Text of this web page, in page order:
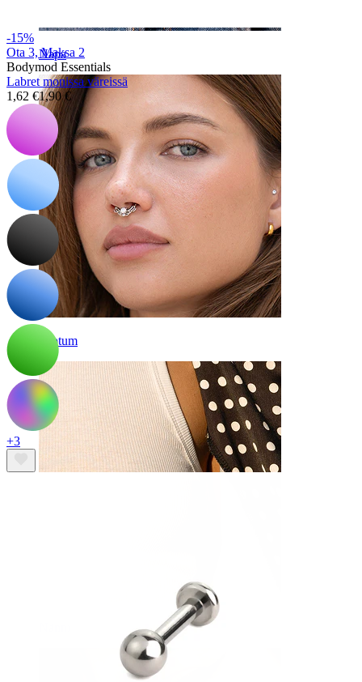
Napa
Septum
-15%
Ota 3, Maksa 2
Bodymod Essentials
Labret monissa väreissä
1,62 €1,90 €
+3